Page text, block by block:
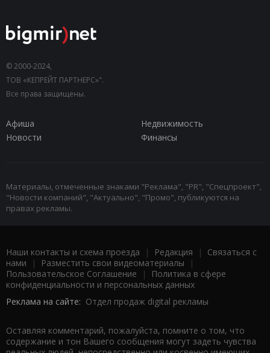
© 2000-2024,
ТОВ «КЕПРЕЙТ ПАРТНЕРС»".
Все права защищены.
Афиша
Недвижимость
Новости
Финансы
Материалы, отмеченные знаками "Реклама", "PR", "Спецпроект",
"Новости компаний", "Актуально", "Промо", публикуются на
правах рекламы.
Наши контакты и схема проезда | Редакция | Связаться с
нами | Разместить свои видеоматериалы |
Пользовательское Соглашение |
Политика в сфере
конфиденциальности и персональных данных
Реклама на сайте: Отдел продаж digital рекламы
Оставляя комментарий, пожалуйста, помните о том, что
содержание и тон Вашего сообщения могут задеть чувства